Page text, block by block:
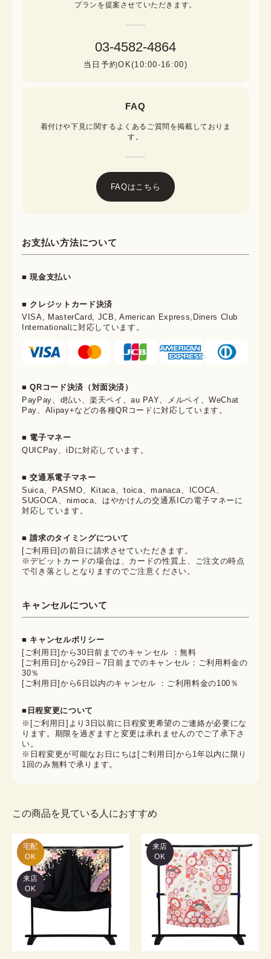
プランを提案させていただきます。
03-4582-4864
当日予約OK(10:00-16:00)
FAQ
着付けや下見に関するよくあるご質問を掲載しておりま
す。
FAQはこちら
お支払い方法について
■ 現金支払い
■ クレジットカード決済
VISA, MasterCard, JCB, American Express,Diners Club
Internationalに対応しています。
■ QRコード決済（対面決済）
PayPay、d払い、楽天ペイ、au PAY、メルペイ、WeChat
Pay、Alipay+などの各種QRコードに対応しています。
■ 電子マネー
QUICPay、iDに対応しています。
■ 交通系電子マネー
Suica、PASMO、Kitaca、toica、manaca、ICOCA、
SUGOCA、nimoca、はやかけんの交通系ICの電子マネーに
対応しています。
■ 請求のタイミングについて
[ご利用日]の前日に請求させていただきます。
※デビットカードの場合は、カードの性質上、ご注文の時点
で引き落としとなりますのでご注意ください。
キャンセルについて
■ キャンセルポリシー
[ご利用日]から30日前までのキャンセル ：無料
[ご利用日]から29日～7日前までのキャンセル：ご利用料金の
30％
[ご利用日]から6日以内のキャンセル ：ご利用料金の100％
■日程変更について
※[ご利用日]より3日以前に日程変更希望のご連絡が必要にな
ります。期限を過ぎますと変更は承れませんのでご了承下さ
い。
※日程変更が可能なお日にちは[ご利用日]から1年以内に限り
1回のみ無料で承ります。
この商品を見ている人におすすめ
宅配
OK
来店
OK
来店
OK